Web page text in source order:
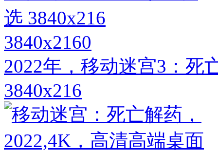
3840x2160
2022年，移动迷宫3：死
3840x216